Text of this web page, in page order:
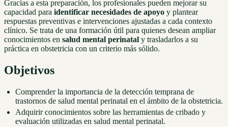
Gracias a esta preparación, los profesionales pueden mejorar su
capacidad para identificar necesidades de apoyo y plantear
respuestas preventivas e intervenciones ajustadas a cada contexto
clínico. Se trata de una formación útil para quienes desean ampliar
conocimientos en salud mental perinatal y trasladarlos a su
práctica en obstetricia con un criterio más sólido.
Objetivos
Comprender la importancia de la detección temprana de
trastornos de salud mental perinatal en el ámbito de la obstetricia.
Adquirir conocimientos sobre las herramientas de cribado y
evaluación utilizadas en salud mental perinatal.